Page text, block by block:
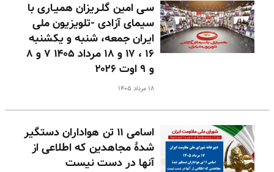
سـی امین گلـریزان همیـاری با
سیمای آزادی -تلویزیون ملی
ایران جمعه، شنبه و یکشنبه
۱۶ ، ۱۷ و ۱۸ مرداد ۱۴۰۵ ۷ و ۸
و ۹ اوت ۲۰۲۶
۱۸ مرداد ۱۴۰۵
اسامی ۱۱ تن هواداران دستگیر
شدهٔ مجاهدین که اطلاعی از
آنها در دست نیست